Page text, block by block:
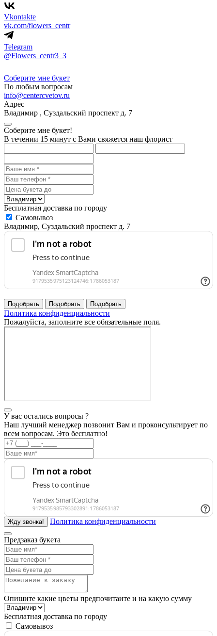
Vkontakte
vk.com/flowers_centr
Telegram
@Flowers_centr3_3
Соберите мне букет
По любым вопросам
info@centercvetov.ru
Адрес
Владимир , Суздальский проспект д. 7
Соберите мне букет!
В течении 15 минут с Вами свяжется наш флорист
Бесплатная доставка по городу
Самовывоз
Владимир, Суздальский проспект д. 7
Политика конфиденциальности
Пожалуйста, заполните все обязательные поля.
У вас остались вопросы ?
Наш лучший менеджер позвонит Вам и проконсультирует по
всем вопросам. Это бесплатно!
Политика конфиденциальности
Предзаказ букета
Опишите какие цветы предпочитаите и на какую сумму
Бесплатная доставка по городу
Самовывоз